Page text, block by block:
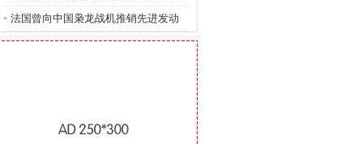
星暂时失灵
法国曾向中国枭龙战机推销先进发动
机 遭俄打压